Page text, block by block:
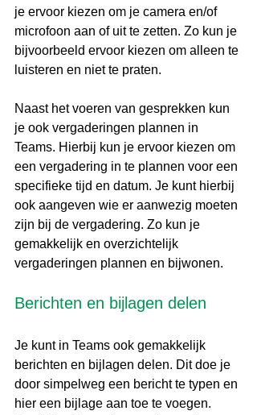
je ervoor kiezen om je camera en/of
microfoon aan of uit te zetten. Zo kun je
bijvoorbeeld ervoor kiezen om alleen te
luisteren en niet te praten.
Naast het voeren van gesprekken kun
je ook vergaderingen plannen in
Teams. Hierbij kun je ervoor kiezen om
een vergadering in te plannen voor een
specifieke tijd en datum. Je kunt hierbij
ook aangeven wie er aanwezig moeten
zijn bij de vergadering. Zo kun je
gemakkelijk en overzichtelijk
vergaderingen plannen en bijwonen.
Berichten en bijlagen delen
Je kunt in Teams ook gemakkelijk
berichten en bijlagen delen. Dit doe je
door simpelweg een bericht te typen en
hier een bijlage aan toe te voegen.